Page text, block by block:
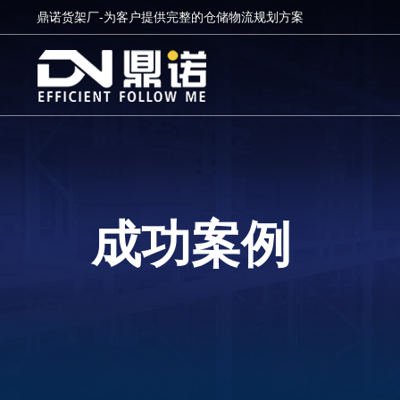
鼎诺货架厂-为客户提供完整的仓储物流规划方案
成功案例